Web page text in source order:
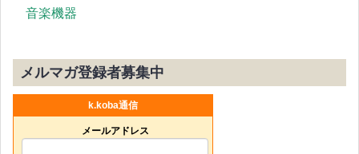
音楽機器
メルマガ登録者募集中
k.koba通信
メールアドレス